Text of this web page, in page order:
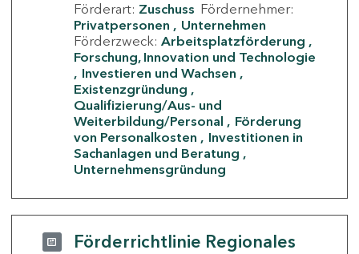
Förderart: Zuschuss Fördernehmer:
Privatpersonen
Unternehmen
Förderzweck: Arbeitsplatzförderung
Forschung, Innovation und Technologie
Investieren und Wachsen
Existenzgründung
Qualifizierung/Aus- und
Weiterbildung/Personal
Förderung
von Personalkosten
Investitionen in
Sachanlagen und Beratung
Unternehmensgründung
Förderrichtlinie Regionales